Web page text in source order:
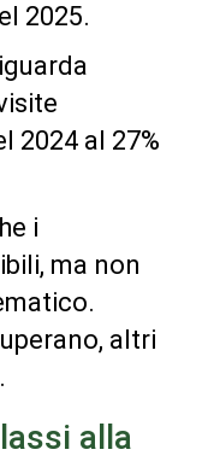
2025.
2024 al 27%
i
ma non
altri
alla